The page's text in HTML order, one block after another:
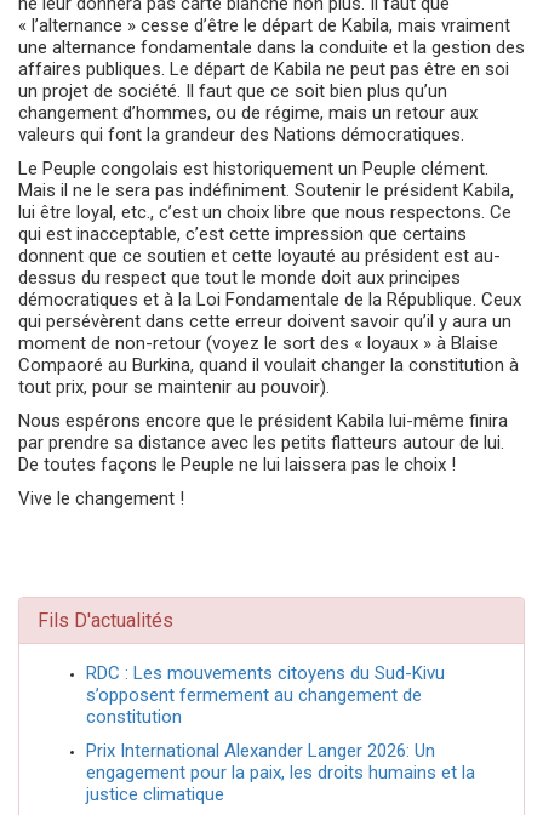
« l’alternance » cesse d’être le départ de Kabila, mais vraiment
une alternance fondamentale dans la conduite et la gestion des
affaires publiques. Le départ de Kabila ne peut pas être en soi
un projet de société. Il faut que ce soit bien plus qu’un
changement d’hommes, ou de régime, mais un retour aux
valeurs qui font la grandeur des Nations démocratiques.
Le Peuple congolais est historiquement un Peuple clément.
Mais il ne le sera pas indéfiniment. Soutenir le président Kabila,
lui être loyal, etc., c’est un choix libre que nous respectons. Ce
qui est inacceptable, c’est cette impression que certains
donnent que ce soutien et cette loyauté au président est au-
dessus du respect que tout le monde doit aux principes
démocratiques et à la Loi Fondamentale de la République. Ceux
qui persévèrent dans cette erreur doivent savoir qu’il y aura un
moment de non-retour (voyez le sort des « loyaux » à Blaise
Compaoré au Burkina, quand il voulait changer la constitution à
tout prix, pour se maintenir au pouvoir).
Nous espérons encore que le président Kabila lui-même finira
par prendre sa distance avec les petits flatteurs autour de lui.
De toutes façons le Peuple ne lui laissera pas le choix !
Vive le changement !
Fils D'actualités
RDC : Les mouvements citoyens du Sud-Kivu
s’opposent fermement au changement de
constitution
Prix International Alexander Langer 2026: Un
engagement pour la paix, les droits humains et la
justice climatique